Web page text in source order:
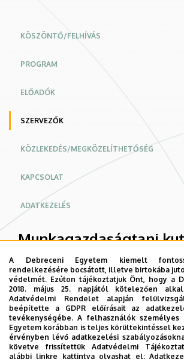
KÖSZÖNTŐ/FELHÍVÁS
PROGRAM
ELŐADÓK
SZERVEZŐK
KÖZLEKEDÉS/MEGKÖZELÍTHETŐSÉG
KAPCSOLAT
ADATKEZELÉS
Munkagazdaságtani
2025
Szervezőbizottság
Dr. Dajnoki Krisztina,
Dr. Kun András István,
Egyetem
A Debreceni Egyetem kiemelt
rendelkezésére bocsátott, illetve birtokába
védelmét. Ezúton tájékoztatjuk Önt, hogy a
2018. május 25. napjától kötelezően
Adatvédelmi Rendelet alapján
beépítette a GDPR előírásait az
tevékenységébe. A felhasználók személyes
Egyetem korábban is teljes körültekintéssel
érvényben lévő adatkezelési
követve frissítettük Adatvédelmi
alábbi linkre kattintva olvashat el: